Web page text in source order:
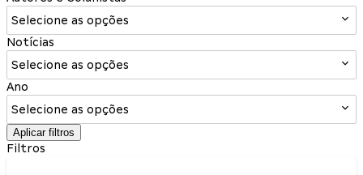
Selecione as opções
Notícias
Selecione as opções
Ano
Selecione as opções
Aplicar filtros
Filtros